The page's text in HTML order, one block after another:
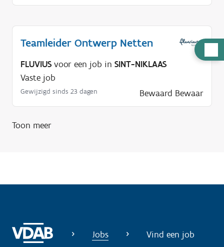
u
p
Teamleider Ontwerp Netten
FLUVIUS voor een job in SINT-NIKLAAS
Vaste job
Gewijzigd sinds 23 dagen Bewaard Bewaar
Toon meer
Jobs Vind een job